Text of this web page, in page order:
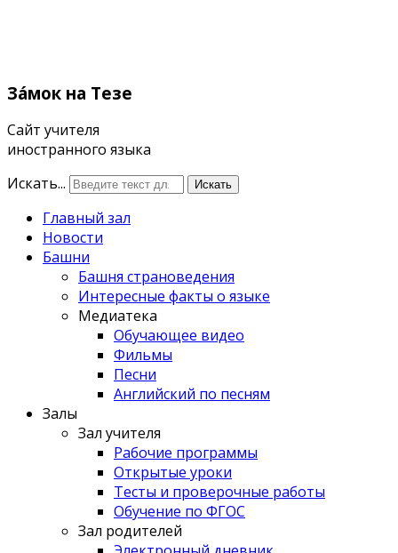
Зáмок на Тезе
Сайт учителя
иностранного языка
Искать...
Искать
Главный зал
Новости
Башни
Башня страноведения
Интересные факты о языке
Медиатека
Обучающее видео
Фильмы
Песни
Английский по песням
Залы
Зал учителя
Рабочие программы
Открытые уроки
Тесты и проверочные работы
Обучение по ФГОС
Зал родителей